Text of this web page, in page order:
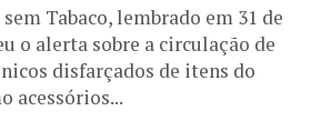
Tabaco, lembrado em 31 de
o alerta sobre a circulação de
disfarçados de itens do
acessórios...